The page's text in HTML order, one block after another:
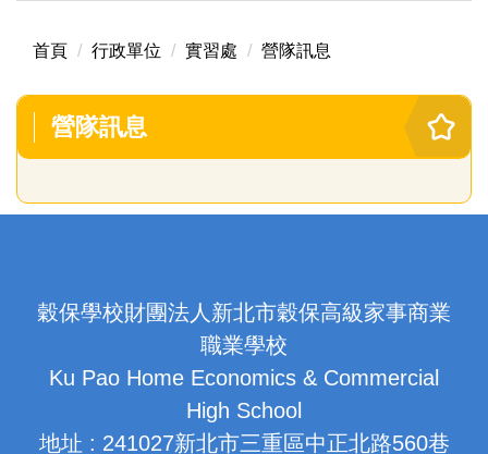
首頁 行政單位 實習處 營隊訊息
營隊訊息
穀保學校財團法人新北市穀保高級家事商業
職業學校
Ku Pao Home Economics & Commercial
High School
地址 : 241027新北市三重區中正北路560巷